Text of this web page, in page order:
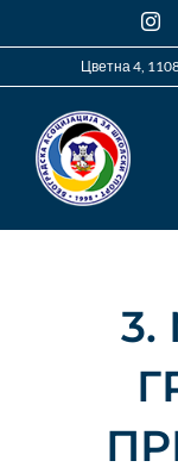
Цветна 4,
3.